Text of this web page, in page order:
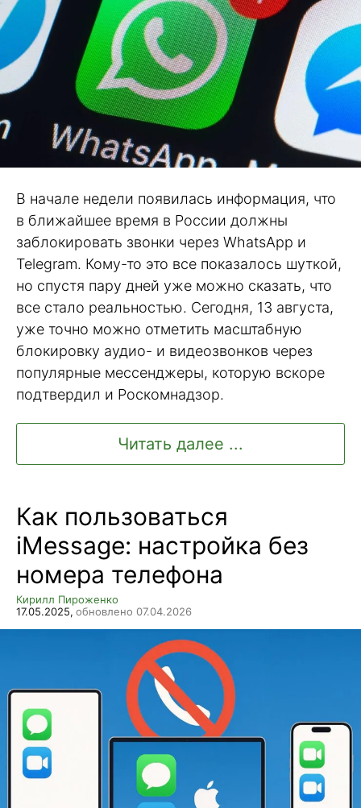
В начале недели появилась информация, что
в ближайшее время в России должны
заблокировать звонки через WhatsApp и
Telegram. Кому-то это все показалось шуткой,
но спустя пару дней уже можно сказать, что
все стало реальностью. Сегодня, 13 августа,
уже точно можно отметить масштабную
блокировку аудио- и видеозвонков через
популярные мессенджеры, которую вскоре
подтвердил и Роскомнадзор.
Читать далее ...
Как пользоваться
iMessage: настройка без
номера телефона
Кирилл Пироженко
17.05.2025, обновлено 07.04.2026